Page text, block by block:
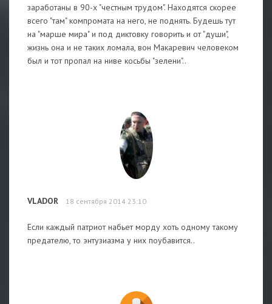
заработаны в 90-х "честным трудом". Находятся скорее
всего "там" компромата на него, не поднять. Будешь тут
на "марше мира" и под диктовку говорить и от "души",
жизнь она и не таких ломала, вон Макаревич человеком
был и тот пропал на ниве косьбы "зелени"..
VLADOR 18 сентября 2014 23:10
Если каждый патриот набьет морду хоть одному такому
предателю, то энтузиазма у них поубавится..